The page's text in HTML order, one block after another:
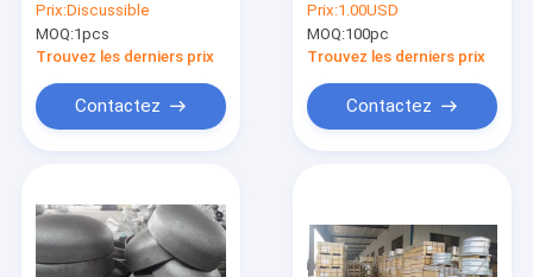
DIN2617 JIS d'Asme
B16.9 4 pouces
chapeau de tuyau
pouces
Prix:Discussible
MOQ:1pcs
Trouvez les derniers prix
Contactez
galvanisé l'acier
inoxydable ASTM
A182 F304
Prix:1.00USD
MOQ:100pc
Trouvez les derniers prix
Contactez